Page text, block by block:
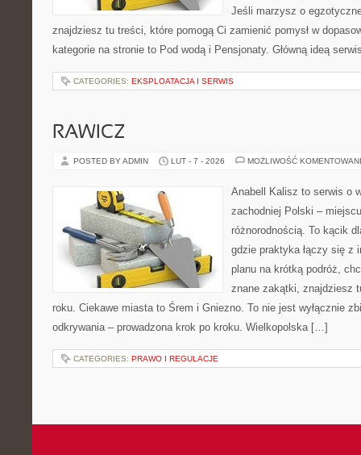
Jeśli marzysz o
znajdziesz tu treści, które pomogą Ci zamienić pomysł w
kategorie na stronie to Pod wodą i Pensjonaty. Główną ideą
CATEGORIES: EKSPLOATACJA I SERWIS
RAWICZ
POSTED BY ADMIN LUT - 7 - 2026 MOŻLIWOŚĆ
Anabell Kalisz to serwis o
zachodniej Polski –
różnorodnością. To kącik
gdzie praktyka łączy się z
planu na krótką podróż,
znane zakątki, znajdziesz
roku. Ciekawe miasta to Śrem i Gniezno. To nie jest wyłącznie
odkrywania – prowadzona krok po kroku. Wielkopolska […]
CATEGORIES: PRAWO I REGULACJE